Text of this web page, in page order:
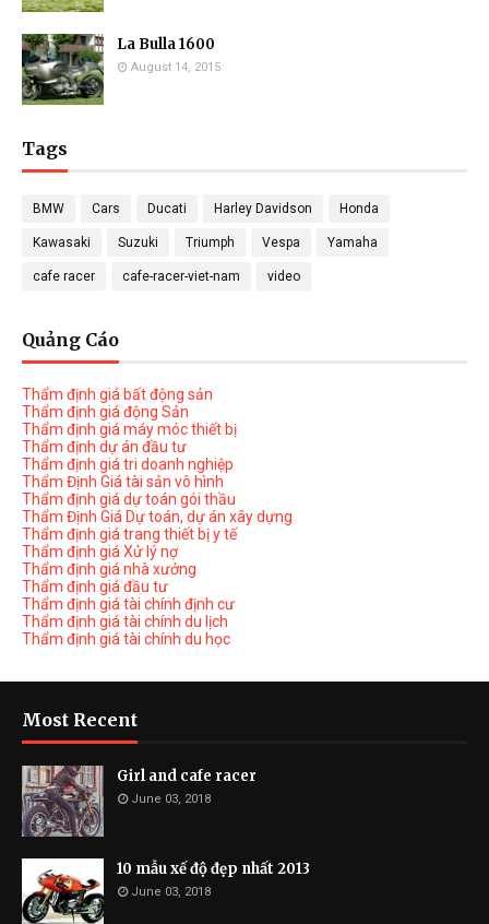
La Bulla 1600
August 14, 2015
Tags
BMW Cars Ducati Harley Davidson Honda
Kawasaki Suzuki Triumph Vespa Yamaha
cafe racer cafe-racer-viet-nam video
Quảng Cáo
Thẩm định giá bất động sản
Thẩm định giá động Sản
Thẩm định giá máy móc thiết bị
Thẩm định dự án đầu tư
Thẩm định giá tri doanh nghiệp
Thẩm Định Giá tài sản vô hình
Thẩm định giá dự toán gói thầu
Thẩm Định Giá Dự toán, dự án xây dựng
Thẩm định giá trang thiết bị y tế
Thẩm định giá Xử lý nợ
Thẩm định giá nhà xưởng
Thẩm định giá đầu tư
Thẩm định giá tài chính định cư
Thẩm định giá tài chính du lịch
Thẩm định giá tài chính du học
Most Recent
Girl and cafe racer
June 03, 2018
10 mẫu xế độ đẹp nhất 2013
June 03, 2018